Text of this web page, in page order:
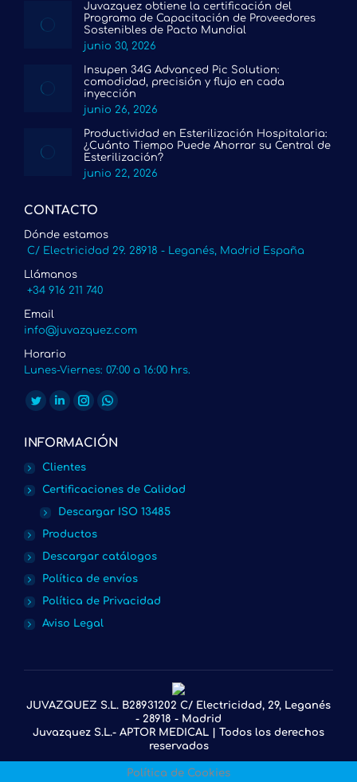
Juvazquez obtiene la certificación del
Programa de Capacitación de Proveedores
Sostenibles de Pacto Mundial
junio 30, 2026
Insupen 34G Advanced Pic Solution:
comodidad, precisión y flujo en cada
inyección
junio 26, 2026
Productividad en Esterilización Hospitalaria:
¿Cuánto Tiempo Puede Ahorrar su Central de
Esterilización?
junio 22, 2026
CONTACTO
Dónde estamos
C/ Electricidad 29. 28918 - Leganés, Madrid España
Llámanos
+34 916 211 740
Email
info@juvazquez.com
Horario
Lunes-Viernes: 07:00 a 16:00 hrs.
Encuéntranos en:
Twitter
opens
in
new
window
Linkedin
opens
in
new
window
Instagram
opens
in
new
window
Whatsapp
new
window
INFORMACIÓN
Clientes
Certificaciones de Calidad
Descargar ISO 13485
Productos
Descargar catálogos
Política de envíos
Política de Privacidad
Aviso Legal
JUVAZQUEZ S.L. B28931202 C/ Electricidad, 29, Leganés
- 28918 - Madrid
Juvazquez S.L.- APTOR MEDICAL | Todos los derechos
reservados
Política de Cookies